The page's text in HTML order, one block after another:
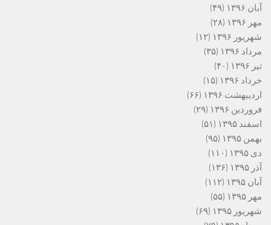
آبان ۱۳۹۶
(۴۹)
مهر ۱۳۹۶
(۲۸)
شهریور ۱۳۹۶
(۱۲)
مرداد ۱۳۹۶
(۳۵)
تیر ۱۳۹۶
(۴۰)
خرداد ۱۳۹۶
(۱۵)
اردیبهشت ۱۳۹۶
(۶۶)
فروردین ۱۳۹۶
(۲۹)
اسفند ۱۳۹۵
(۵۱)
بهمن ۱۳۹۵
(۹۵)
دی ۱۳۹۵
(۱۱۰)
آذر ۱۳۹۵
(۱۳۶)
آبان ۱۳۹۵
(۱۱۲)
مهر ۱۳۹۵
(۵۵)
شهریور ۱۳۹۵
(۶۹)